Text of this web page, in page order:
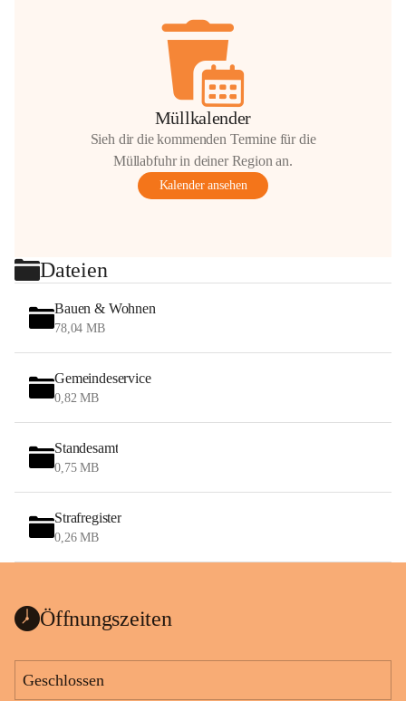
Müllkalender
Sieh dir die kommenden Termine für die
Müllabfuhr in deiner Region an.
Kalender ansehen
Dateien
Bauen & Wohnen
78,04 MB
Gemeindeservice
0,82 MB
Standesamt
0,75 MB
Strafregister
0,26 MB
Öffnungszeiten
Geschlossen